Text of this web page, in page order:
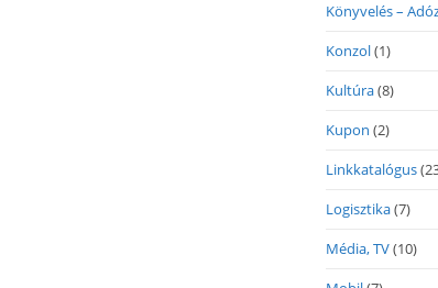
Könyvelés –
Konzol(1)
Kultúra(8)
Kupon (2)
Linkkatalógus
Logisztika(7)
Média, TV(10)